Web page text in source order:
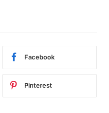
Facebook
Pinterest